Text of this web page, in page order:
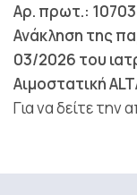
Αρ. πρωτ.:
Ανάκληση της
03/2026 του
Αιμοστατική
Για να δείτε